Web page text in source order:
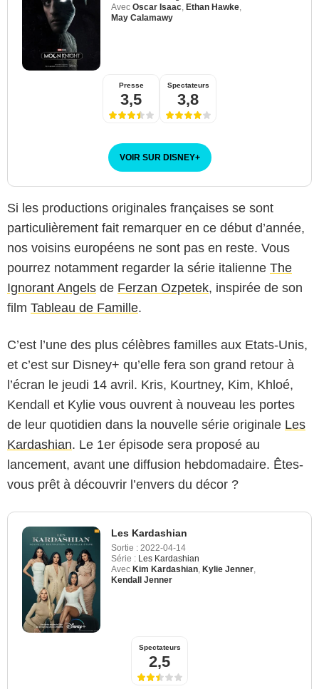
Avec Oscar Isaac Ethan Hawke
May Calamawy
Presse
3,5
Spectateurs
3,8
VOIR SUR DISNEY+
Si les productions originales françaises se sont
particulièrement fait remarquer en ce début d’année,
nos voisins européens ne sont pas en reste. Vous
pourrez notamment regarder la série italienne The
Ignorant Angels de Ferzan Ozpetek, inspirée de son
film Tableau de Famille.
C’est l’une des plus célèbres familles aux Etats-Unis,
et c’est sur Disney+ qu’elle fera son grand retour à
l’écran le jeudi 14 avril. Kris, Kourtney, Kim, Khloé,
Kendall et Kylie vous ouvrent à nouveau les portes
de leur quotidien dans la nouvelle série originale Les
Kardashian. Le 1er épisode sera proposé au
lancement, avant une diffusion hebdomadaire. Êtes-
vous prêt à découvrir l’envers du décor ?
Les Kardashian
Sortie : 2022-04-14
Série : Les Kardashian
Avec Kim Kardashian Kylie Jenner
Kendall Jenner
Spectateurs
2,5